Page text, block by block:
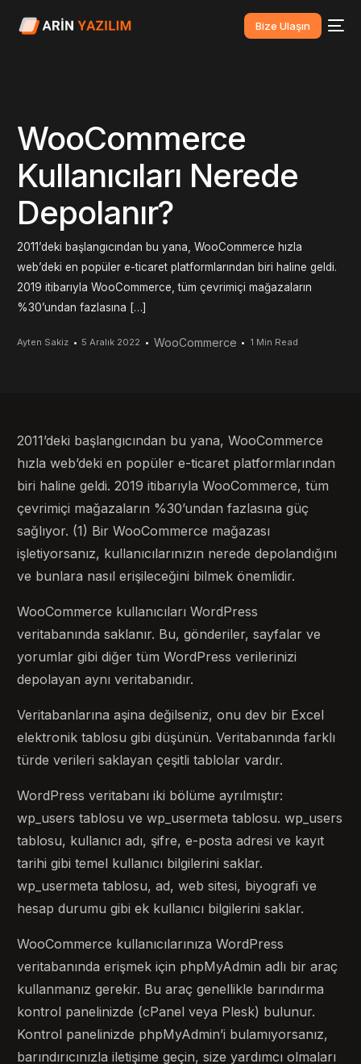
Bize Ulaşın
WooCommerce
Kullanıcıları Nerede
Depolanır?
2011’deki başlangıcından bu yana, WooCommerce hızla
web’deki en popüler e-ticaret platformlarından biri haline geldi.
2019 itibarıyla WooCommerce, tüm çevrimiçi mağazaların
%30’undan fazlasına […]
Ayten Sakiz 5 Aralık 2022 WooCommerce 1 Min Read
2011’deki başlangıcından bu yana, WooCommerce
hızla web’deki en popüler e-ticaret platformlarından
biri haline geldi. 2019 itibarıyla WooCommerce, tüm
çevrimiçi mağazaların %30’undan fazlasına güç
sağlıyor. (1) Bir WooCommerce mağazası
işletiyorsanız, kullanıcılarınızın nerede depolandığını
ve bunlara nasıl erişileceğini bilmek önemlidir.
WooCommerce kullanıcıları WordPress
veritabanında saklanır. Bu, gönderiler, sayfalar ve
yorumlar gibi diğer tüm WordPress verilerinizi
depolayan aynı veritabanıdır.
Veritabanlarına aşina değilseniz, onu dev bir Excel
elektronik tablosu gibi düşünün. Veritabanında farklı
türde verileri saklayan çeşitli tablolar vardır.
WordPress veritabanı iki bölüme ayrılmıştır:
wp_users tablosu ve wp_usermeta tablosu. wp_users
tablosu, kullanıcı adı, şifre, e-posta adresi ve kayıt
tarihi gibi temel kullanıcı bilgilerini saklar.
wp_usermeta tablosu, ad, web sitesi, biyografi ve
hesap durumu gibi ek kullanıcı bilgilerini saklar.
WooCommerce kullanıcılarınıza WordPress
veritabanında erişmek için phpMyAdmin adlı bir araç
kullanmanız gerekir. Bu araç genellikle barındırma
kontrol panelinizde (cPanel veya Plesk) bulunur.
Kontrol panelinizde phpMyAdmin’i bulamıyorsanız,
barındırıcınızla iletişime geçin, size yardımcı olmaları